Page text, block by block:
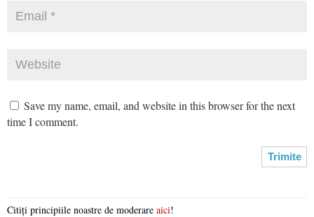
Save my name, email, and website in this browser for the next
time I comment.
Citiți principiile noastre de moderare aici!